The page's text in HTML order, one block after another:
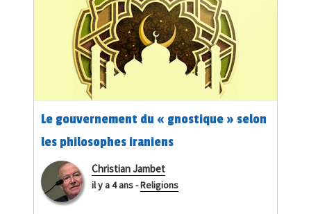
Le gouvernement du « gnostique » selon
les philosophes iraniens
Christian Jambet
il y a 4 ans-Religions